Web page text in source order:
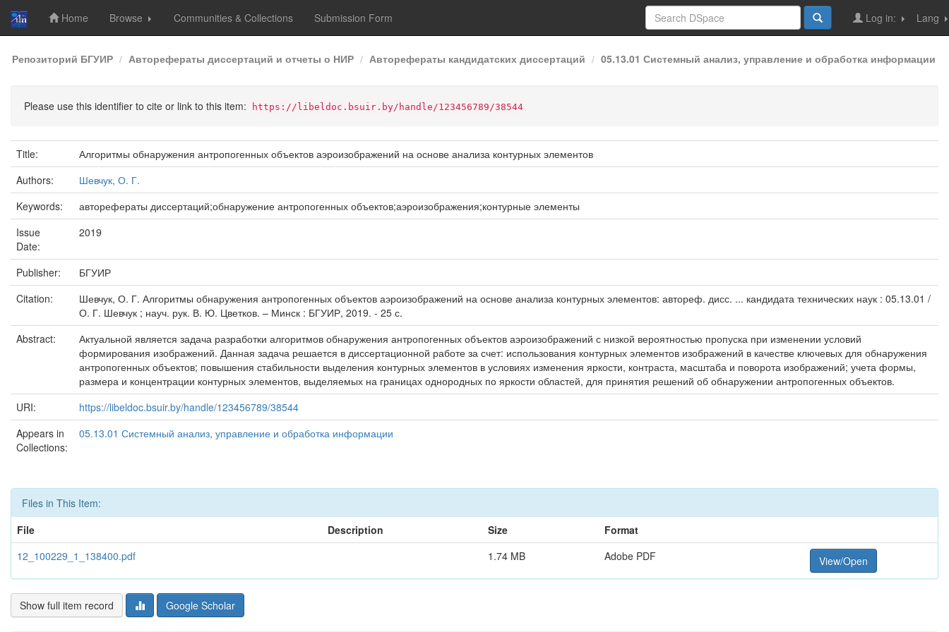
Skip
navigation
Home Browse Communities & Collections Submission Form Lang
Log in:
Репозиторий БГУИР Авторефераты диссертаций и отчеты о НИР Авторефераты кандидатских диссертаций 05.13.01 Системный анализ, управление и обработка информации
Please use this identifier to cite or link to this item: https://libeldoc.bsuir.by/handle/123456789/38544
Title:
Алгоритмы обнаружения антропогенных объектов аэроизображений на основе анализа контурных элементов
Authors:
Шевчук, О. Г.
Keywords:
авторефераты диссертаций;обнаружение антропогенных объектов;аэроизображения;контурные элементы
Issue
Date:
2019
Publisher:
БГУИР
Citation:
Шевчук, О. Г. Алгоритмы обнаружения антропогенных объектов аэроизображений на основе анализа контурных элементов: автореф. дисс. ... кандидата технических наук : 05.13.01 /
О. Г. Шевчук ; науч. рук. В. Ю. Цветков. – Минск : БГУИР, 2019. - 25 с.
Abstract:
Актуальной является задача разработки алгоритмов обнаружения антропогенных объектов аэроизображений с низкой вероятностью пропуска при изменении условий
формирования изображений. Данная задача решается в диссертационной работе за счет: использования контурных элементов изображений в качестве ключевых для обнаружения
антропогенных объектов; повышения стабильности выделения контурных элементов в условиях изменения яркости, контраста, масштаба и поворота изображений; учета формы,
размера и концентрации контурных элементов, выделяемых на границах однородных по яркости областей, для принятия решений об обнаружении антропогенных объектов.
URI:
https://libeldoc.bsuir.by/handle/123456789/38544
Appears in
Collections:
05.13.01 Системный анализ, управление и обработка информации
Files in This Item:
File
Description Size
Format
12_100229_1_138400.pdf
1.74 MB Adobe PDF View/Open
Show full item record Google Scholar